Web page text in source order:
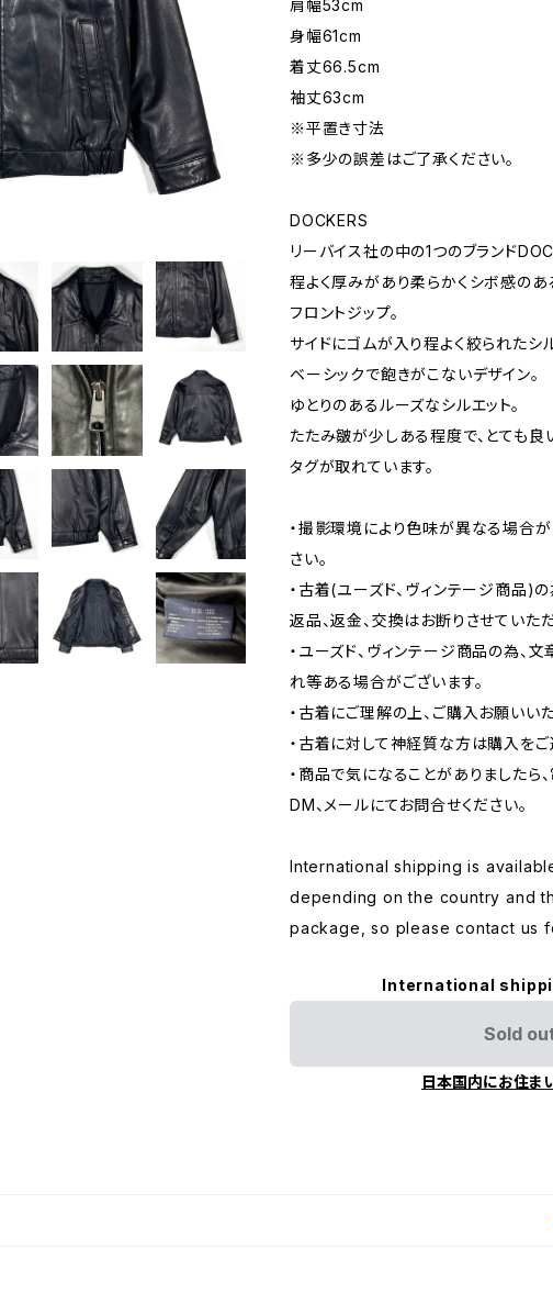
肩幅53cm
身幅61cm
着丈66.5cm
袖丈63cm
※平置き寸法
※多少の誤差はご了承ください。
DOCKERS
リーバイス社の中の1つのブランド
程よく厚みがあり柔らかくシボ感のあ
フロントジップ。
サイドにゴムが入り程よく絞られたシル
ベーシックで飽きがこないデザイン。
ゆとりのあるルーズなシルエット。
たたみ皺が少しある程度で、とても良
タグが取れています。
・撮影環境により色味が異なる場合が
さい。
・古着(ユーズド、ヴィンテージ商品)
返品、返金、交換はお断りさせていた
・ユーズド、ヴィンテージ商品の為、
れ等ある場合がございます。
・古着にご理解の上、ご購入お願いいた
・古着に対して神経質な方は購入をご
・商品で気になることがありましたら
DM、メールにてお問合せください。
International shipping is
depending on the country and
package, so please contact us
International
Sold
日本国内にお住ま